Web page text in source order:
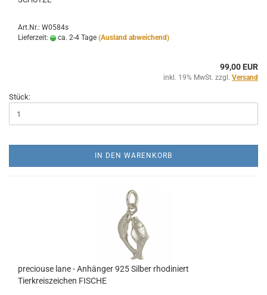
Art.Nr.: W0584s
Lieferzeit:
ca. 2-4 Tage (Ausland abweichend)
99,00 EUR
inkl. 19% MwSt. zzgl. Versand
Stück:
IN DEN WARENKORB
preciouse lane - Anhänger 925 Silber rhodiniert
Tierkreiszeichen FISCHE